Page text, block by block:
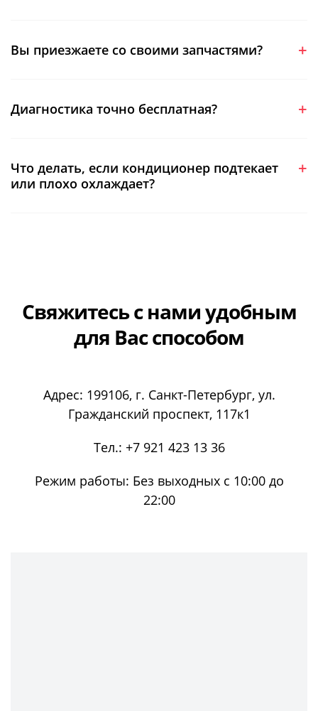
Вы приезжаете со своими запчастями?
Диагностика точно бесплатная?
Что делать, если кондиционер подтекает
или плохо охлаждает?
Свяжитесь с намиудобным
для Вас способом
Адрес: 199106, г. Санкт-Петербург, ул.
Гражданский проспект, 117к1
Тел.: +7 921 423 13 36
Режим работы: Без выходных с 10:00 до
22:00